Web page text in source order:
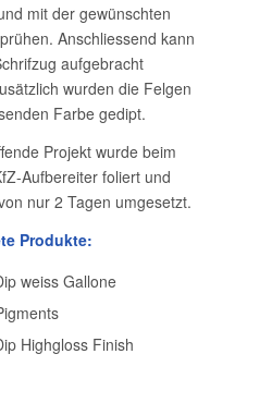
mit der gewünschten
Anschliessend kann
aufgebracht
wurden die Felgen
Farbe gedipt.
Projekt wurde beim
Aufbereiter foliert und
nur 2 Tagen umgesetzt.
Produkte:
weiss Gallone
Highgloss Finish